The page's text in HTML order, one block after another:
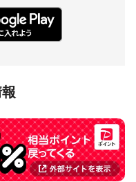
10,000円相当／月
ち